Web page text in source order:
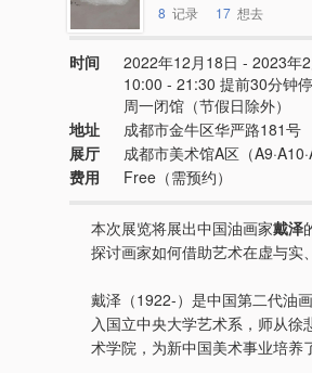
8 记录 17 想去
时间
2022年12月18日 - 2023年
10:00 - 21:30 提前30分钟
周一闭馆（节假日除外）
地址
成都市金牛区华严路181号
展厅
成都市美术馆A区（
费用
Free（需预约）
本次展览将展出中国油画家戴泽
探讨画家如何借助艺术在虚与实
戴泽（1922-）是中国第二代油
入国立中央大学艺术系，师从
术学院，为新中国美术事业培养